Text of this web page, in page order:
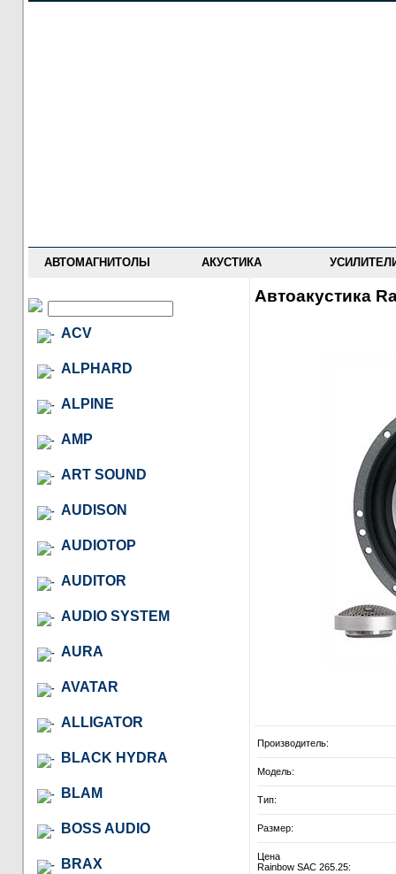
АВТОМАГНИТОЛЫ АКУСТИКА
ACV
ALPHARD
ALPINE
AMP
ART SOUND
AUDISON
AUDIOTOP
AUDITOR
AUDIO SYSTEM
AURA
AVATAR
ALLIGATOR
BLACK HYDRA
BLAM
BOSS AUDIO
BRAX
Автоакустика
Производитель:
Модель:
Тип:
Размер:
Цена
Rainbow SAC 265.25: